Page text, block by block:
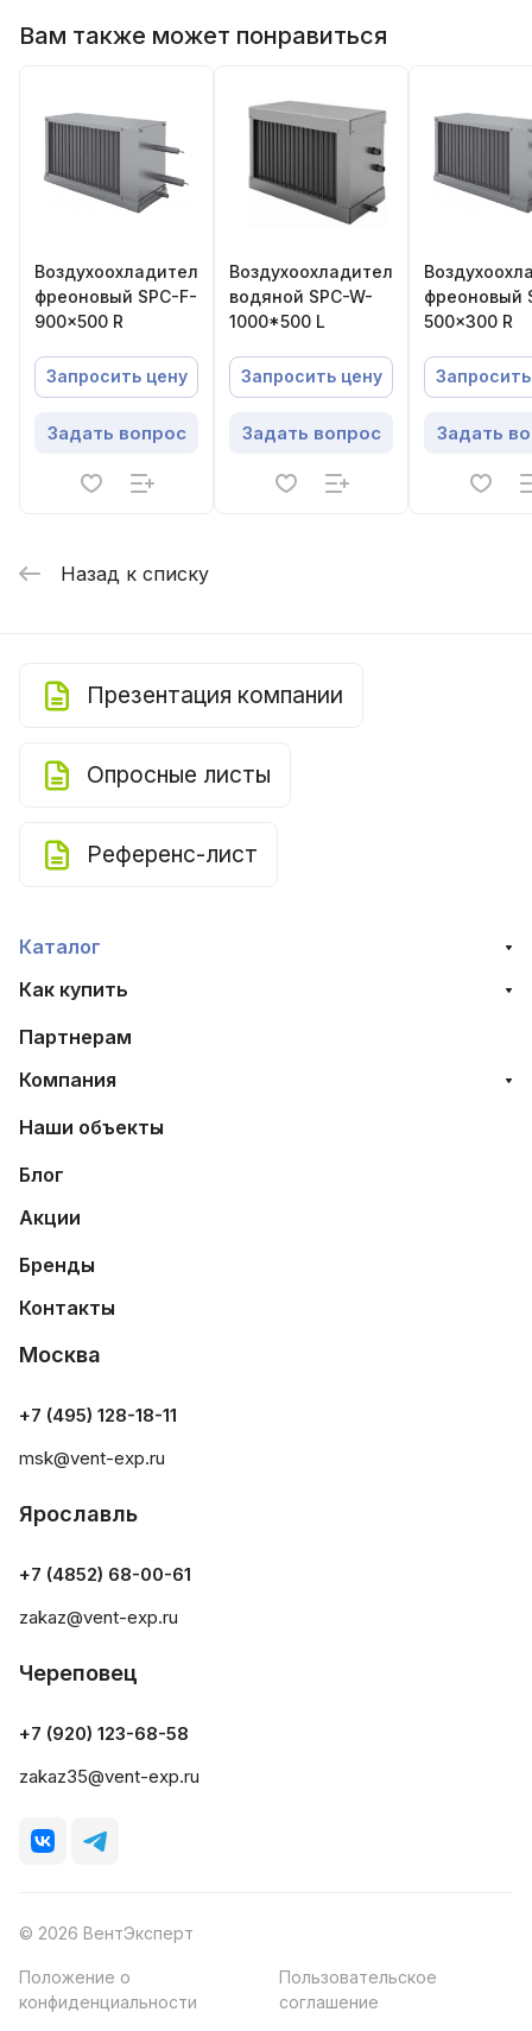
Вам также может понравиться
Воздухоохладитель
фреоновый SPC-F-
900×500 R
Запросить цену
Задать вопрос
Воздухоохладитель
водяной SPC-W-
1000*500 L
Запросить цену
Задать вопрос
фреоновый
500×300 R
Задать
Назад к списку
Презентация компании
Опросные листы
Референс-лист
Каталог
Как купить
Партнерам
Компания
Наши объекты
Блог
Акции
Бренды
Контакты
Москва
+7 (495) 128-18-11
msk@vent-exp.ru
Ярославль
+7 (4852) 68-00-61
zakaz@vent-exp.ru
Череповец
+7 (920) 123-68-58
zakaz35@vent-exp.ru
© 2026 ВентЭксперт
Положение о
конфиденциальности
Пользовательское
соглашение